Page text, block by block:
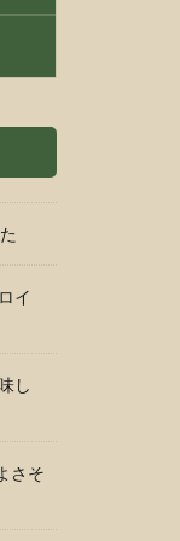
イ
し
さそ